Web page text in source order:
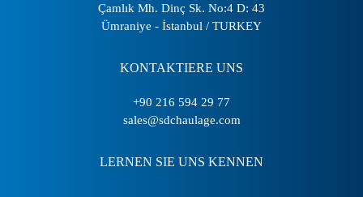
Çamlık Mh. Dinç Sk. No:4 D: 43
Ümraniye - İstanbul / TURKEY
KONTAKTIERE UNS
+90 216 594 29 77
sales@sdchaulage.com
LERNEN SIE UNS KENNEN